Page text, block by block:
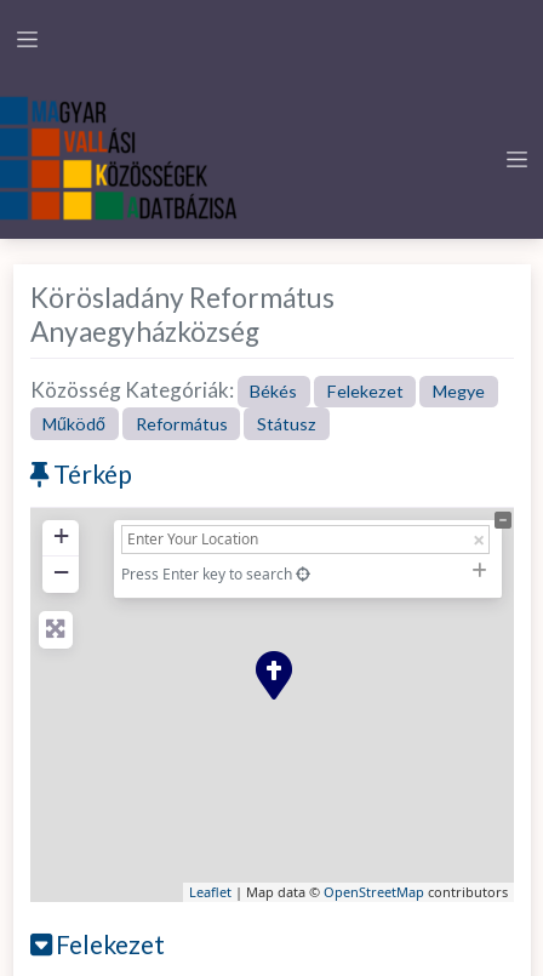
Körösladány Református
Anyaegyházközség
Közösség Kategóriák: Békés Felekezet
Megye
Működő
Református Státusz
Térkép
+
−
Press Enter key to search
Leaflet| Map data © OpenStreetMap contributors
Felekezet